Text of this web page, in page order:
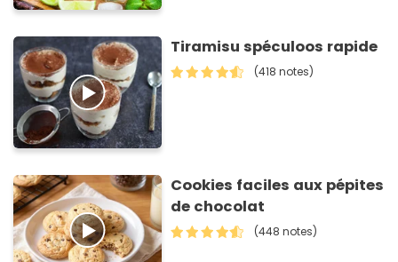
Tiramisu spéculoos rapide
(418 notes)
Cookies faciles aux pépites
de chocolat
(448 notes)